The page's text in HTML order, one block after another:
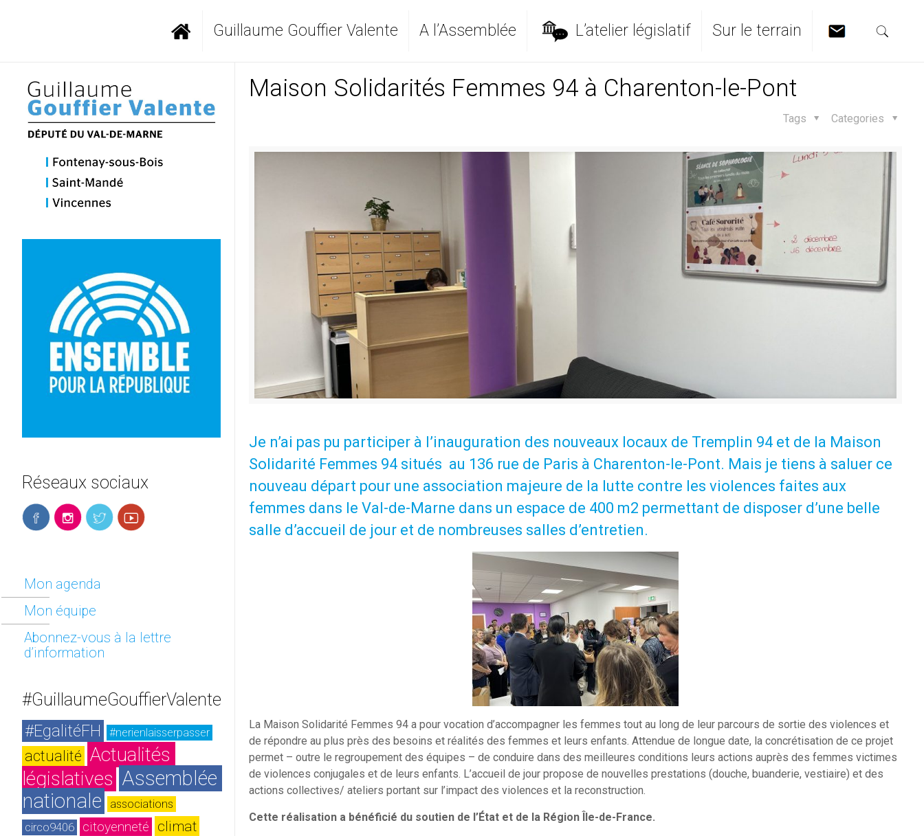
Guillaume Gouffier Valente A l’Assemblée L’atelier législatif Sur le terrain
Maison Solidarités Femmes 94 à Charenton-le-Pont
Categories
Tags
Je n’ai pas pu participer à l’inauguration des nouveaux locaux de Tremplin 94 et de la Maison
Solidarité Femmes 94 situés au 136 rue de Paris à Charenton-le-Pont. Mais je tiens à saluer ce
nouveau départ pour une association majeure de la lutte contre les violences faites aux
femmes dans le Val-de-Marne dans un espace de 400 m2 permettant de disposer d’une belle
salle d’accueil de jour et de nombreuses salles d’entretien.
La Maison Solidarité Femmes 94 a pour vocation d’accompagner les femmes tout au long de leur parcours de sortie des violences et
de répondre au plus près des besoins et réalités des femmes et leurs enfants. Attendue de longue date, la concrétisation de ce projet
permet – outre le regroupement des équipes – de conduire dans des meilleures conditions leurs actions auprès des femmes victimes
de violences conjugales et de leurs enfants. L’accueil de jour propose de nouvelles prestations (douche, buanderie, vestiaire) et des
actions collectives/ ateliers portant sur l’impact des violences et la reconstruction.
Cette réalisation a bénéficié du soutien de l’État et de la Région Île-de-France.
Réseaux sociaux
Mon agenda
Mon équipe
Abonnez-vous à la lettre
d’information
#GuillaumeGouffierValente
#EgalitéFH #nerienlaisserpasser
actualité Actualités
législatives Assemblée
nationale
associations
circo9406
citoyenneté climat